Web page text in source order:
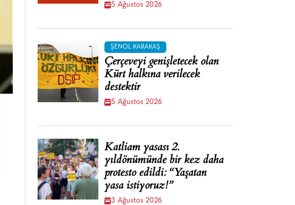
5 Ağustos 2026
ŞENOL KARAKAŞ
Çerçeveyi genişletecek olan
Kürt halkına verilecek
destektir
5 Ağustos 2026
Katliam yasası 2.
yıldönümünde bir kez daha
protesto edildi: “Yaşatan
yasa istiyoruz!”
3 Ağustos 2026